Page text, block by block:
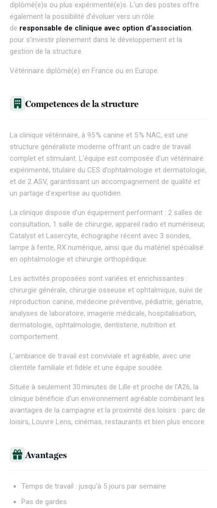
diplômé(e)s ou plus expérimenté(e)s. L’un des postes offre
également la possibilité d’évoluer vers un rôle
de responsable de clinique avec option d’association,
pour s’investir pleinement dans le développement et la
gestion de la structure.
Vétérinaire diplômé(e) en France ou en Europe.
Competences de la structure
La clinique vétérinaire, à 95 % canine et 5 % NAC, est une
structure généraliste moderne offrant un cadre de travail
complet et stimulant. L’équipe est composée d’un vétérinaire
expérimenté, titulaire du CES d’ophtalmologie et dermatologie,
et de 2 ASV, garantissant un accompagnement de qualité et
un partage d’expertise au quotidien.
La clinique dispose d’un équipement performant : 2 salles de
consultation, 1 salle de chirurgie, appareil radio et numériseur,
Catalyst et Lasercyte, échographe récent avec 3 sondes,
lampe à fente, RX numérique, ainsi que du matériel spécialisé
en ophtalmologie et chirurgie orthopédique.
Les activités proposées sont variées et enrichissantes :
chirurgie générale, chirurgie osseuse et ophtalmique, suivi de
reproduction canine, médecine préventive, pédiatrie, gériatrie,
analyses de laboratoire, imagerie médicale, hospitalisation,
dermatologie, ophtalmologie, dentisterie, nutrition et
comportement.
L’ambiance de travail est conviviale et agréable, avec une
clientèle familiale et fidèle et une équipe soudée.
Située à seulement 30 minutes de Lille et proche de l’A26, la
clinique bénéficie d’un environnement agréable combinant les
avantages de la campagne et la proximité des loisirs : parc de
loisirs, Louvre Lens, cinémas, restaurants et bien plus encore.
Avantages
Temps de travail : jusqu’à 5 jours par semaine
Pas de gardes